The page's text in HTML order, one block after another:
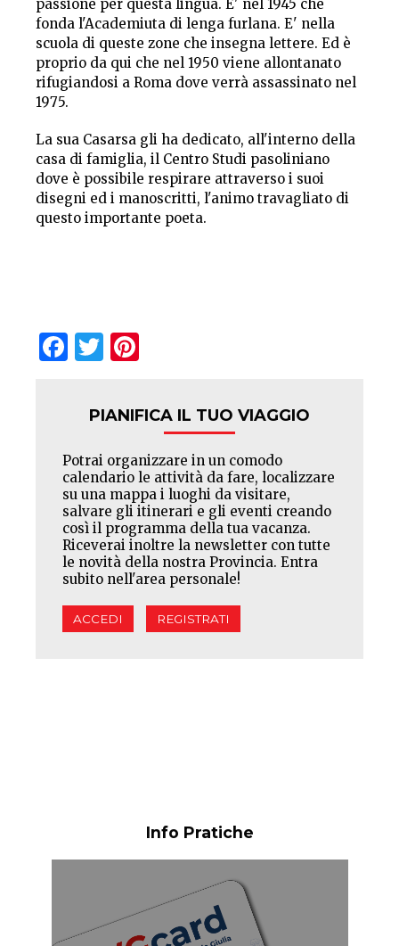
passione per questa lingua. E' nel 1945 che
fonda l'Academiuta di lenga furlana. E' nella
scuola di queste zone che insegna lettere. Ed è
proprio da qui che nel 1950 viene allontanato
rifugiandosi a Roma dove verrà assassinato nel
1975.
La sua Casarsa gli ha dedicato, all'interno della
casa di famiglia, il Centro Studi pasoliniano
dove è possibile respirare attraverso i suoi
disegni ed i manoscritti, l'animo travagliato di
questo importante poeta.
Facebook
Twitter
PIANIFICA IL TUO VIAGGIO
Potrai organizzare in un comodo
calendario le attività da fare, localizzare
su una mappa i luoghi da visitare,
salvare gli itinerari e gli eventi creando
così il programma della tua vacanza.
Riceverai inoltre la newsletter con tutte
le novità della nostra Provincia. Entra
subito nell'area personale!
ACCEDI REGISTRATI
Info Pratiche